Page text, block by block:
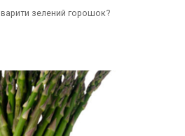
варити зелений горошок?